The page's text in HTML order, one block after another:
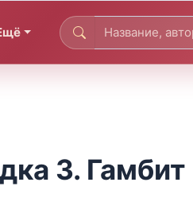
3. Гамбит